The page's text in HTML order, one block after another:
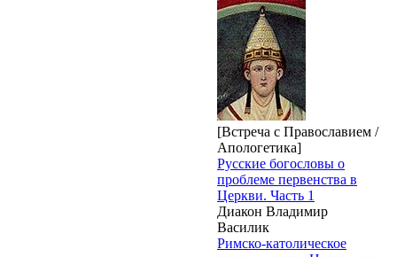
[Встреча с Православием /
Апологетика]
Русские богословы о
проблеме первенства в
Церкви. Часть 1
Диакон Владимир
Василик
Римско-католическое